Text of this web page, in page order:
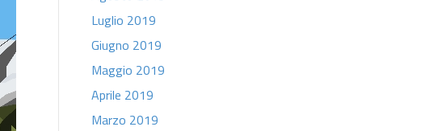
Luglio 2019
Giugno 2019
Maggio 2019
Aprile 2019
Marzo 2019